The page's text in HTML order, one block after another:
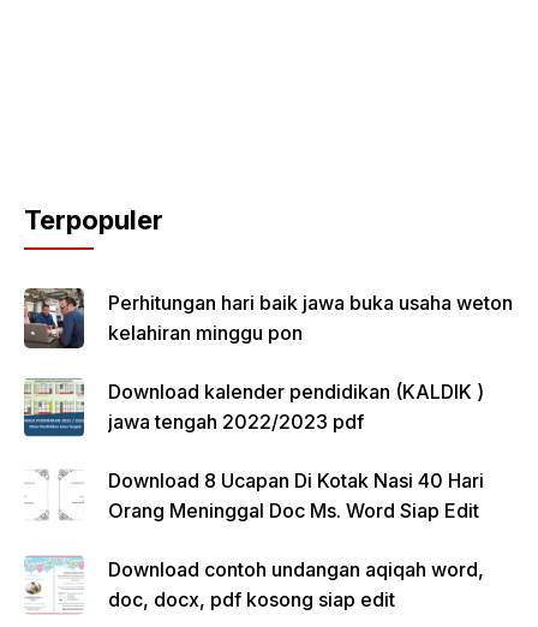
Terpopuler
Perhitungan hari baik jawa buka usaha weton
kelahiran minggu pon
Download kalender pendidikan (KALDIK )
jawa tengah 2022/2023 pdf
Download 8 Ucapan Di Kotak Nasi 40 Hari
Orang Meninggal Doc Ms. Word Siap Edit
Download contoh undangan aqiqah word,
doc, docx, pdf kosong siap edit